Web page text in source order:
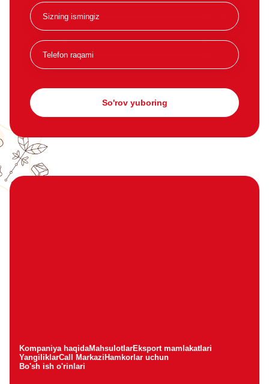
So'rov yuboring
Kompaniya haqidaMahsulotlarEksport mamlakatlari
YangiliklarCall MarkaziHamkorlar uchun
Bo'sh ish o'rinlari